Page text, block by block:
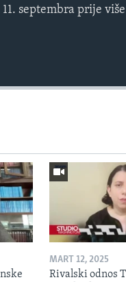
septembra prije
MART 12, 2025
Rivalski odnos